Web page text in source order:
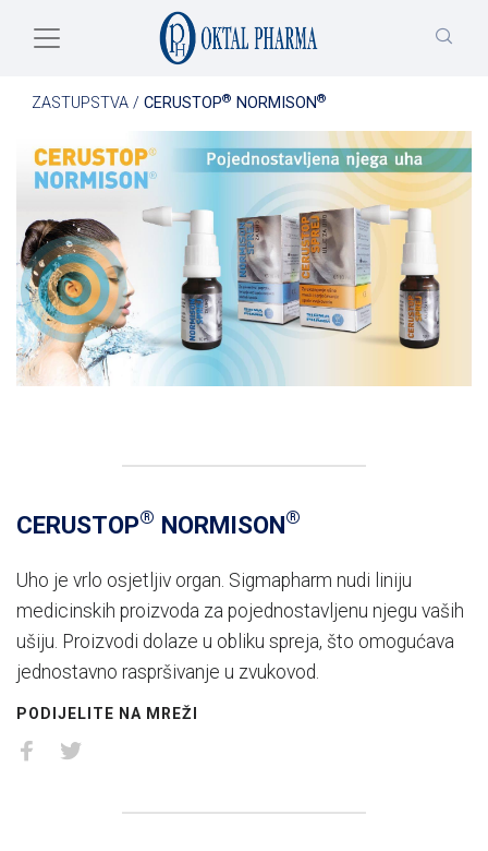
ZASTUPSTVA / CERUSTOP® NORMISON®
CERUSTOP® NORMISON®
Uho je vrlo osjetljiv organ. Sigmapharm nudi liniju
medicinskih proizvoda za pojednostavljenu njegu vaših
ušiju. Proizvodi dolaze u obliku spreja, što omogućava
jednostavno raspršivanje u zvukovod.
PODIJELITE NA MREŽI